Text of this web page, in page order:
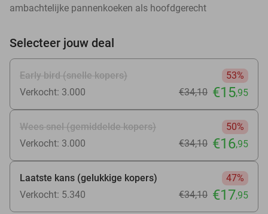
ambachtelijke pannenkoeken als hoofdgerecht
Selecteer jouw deal
Early bird (snelle kopers)
53%
Verkocht: 3.000
€34,10 €15,95
Wees snel (gemiddelde kopers)
50%
Verkocht: 3.000
€34,10 €16,95
Laatste kans (gelukkige kopers)
47%
Verkocht: 5.340
€34,10 €17,95